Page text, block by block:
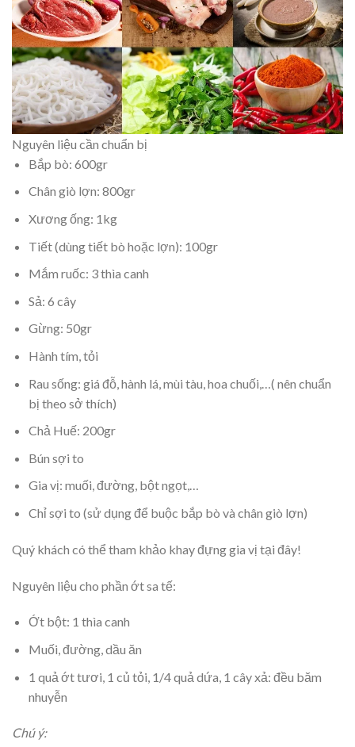
Nguyên liệu cần chuẩn bị
Bắp bò: 600gr
Chân giò lợn: 800gr
Xương ống: 1kg
Tiết (dùng tiết bò hoặc lợn): 100gr
Mắm ruốc: 3 thìa canh
Sả: 6 cây
Gừng: 50gr
Hành tím, tỏi
Rau sống: giá đỗ, hành lá, mùi tàu, hoa chuối,…( nên chuẩn
bị theo sở thích)
Chả Huế: 200gr
Bún sợi to
Gia vị: muối, đường, bột ngọt,…
Chỉ sợi to (sử dụng để buộc bắp bò và chân giò lợn)
Quý khách có thể tham khảo khay đựng gia vị tại đây!
Nguyên liệu cho phần ớt sa tế:
Ớt bột: 1 thìa canh
Muối, đường, dầu ăn
1 quả ớt tươi, 1 củ tỏi, 1/4 quả dứa, 1 cây xả: đều băm
nhuyễn
Chú ý: